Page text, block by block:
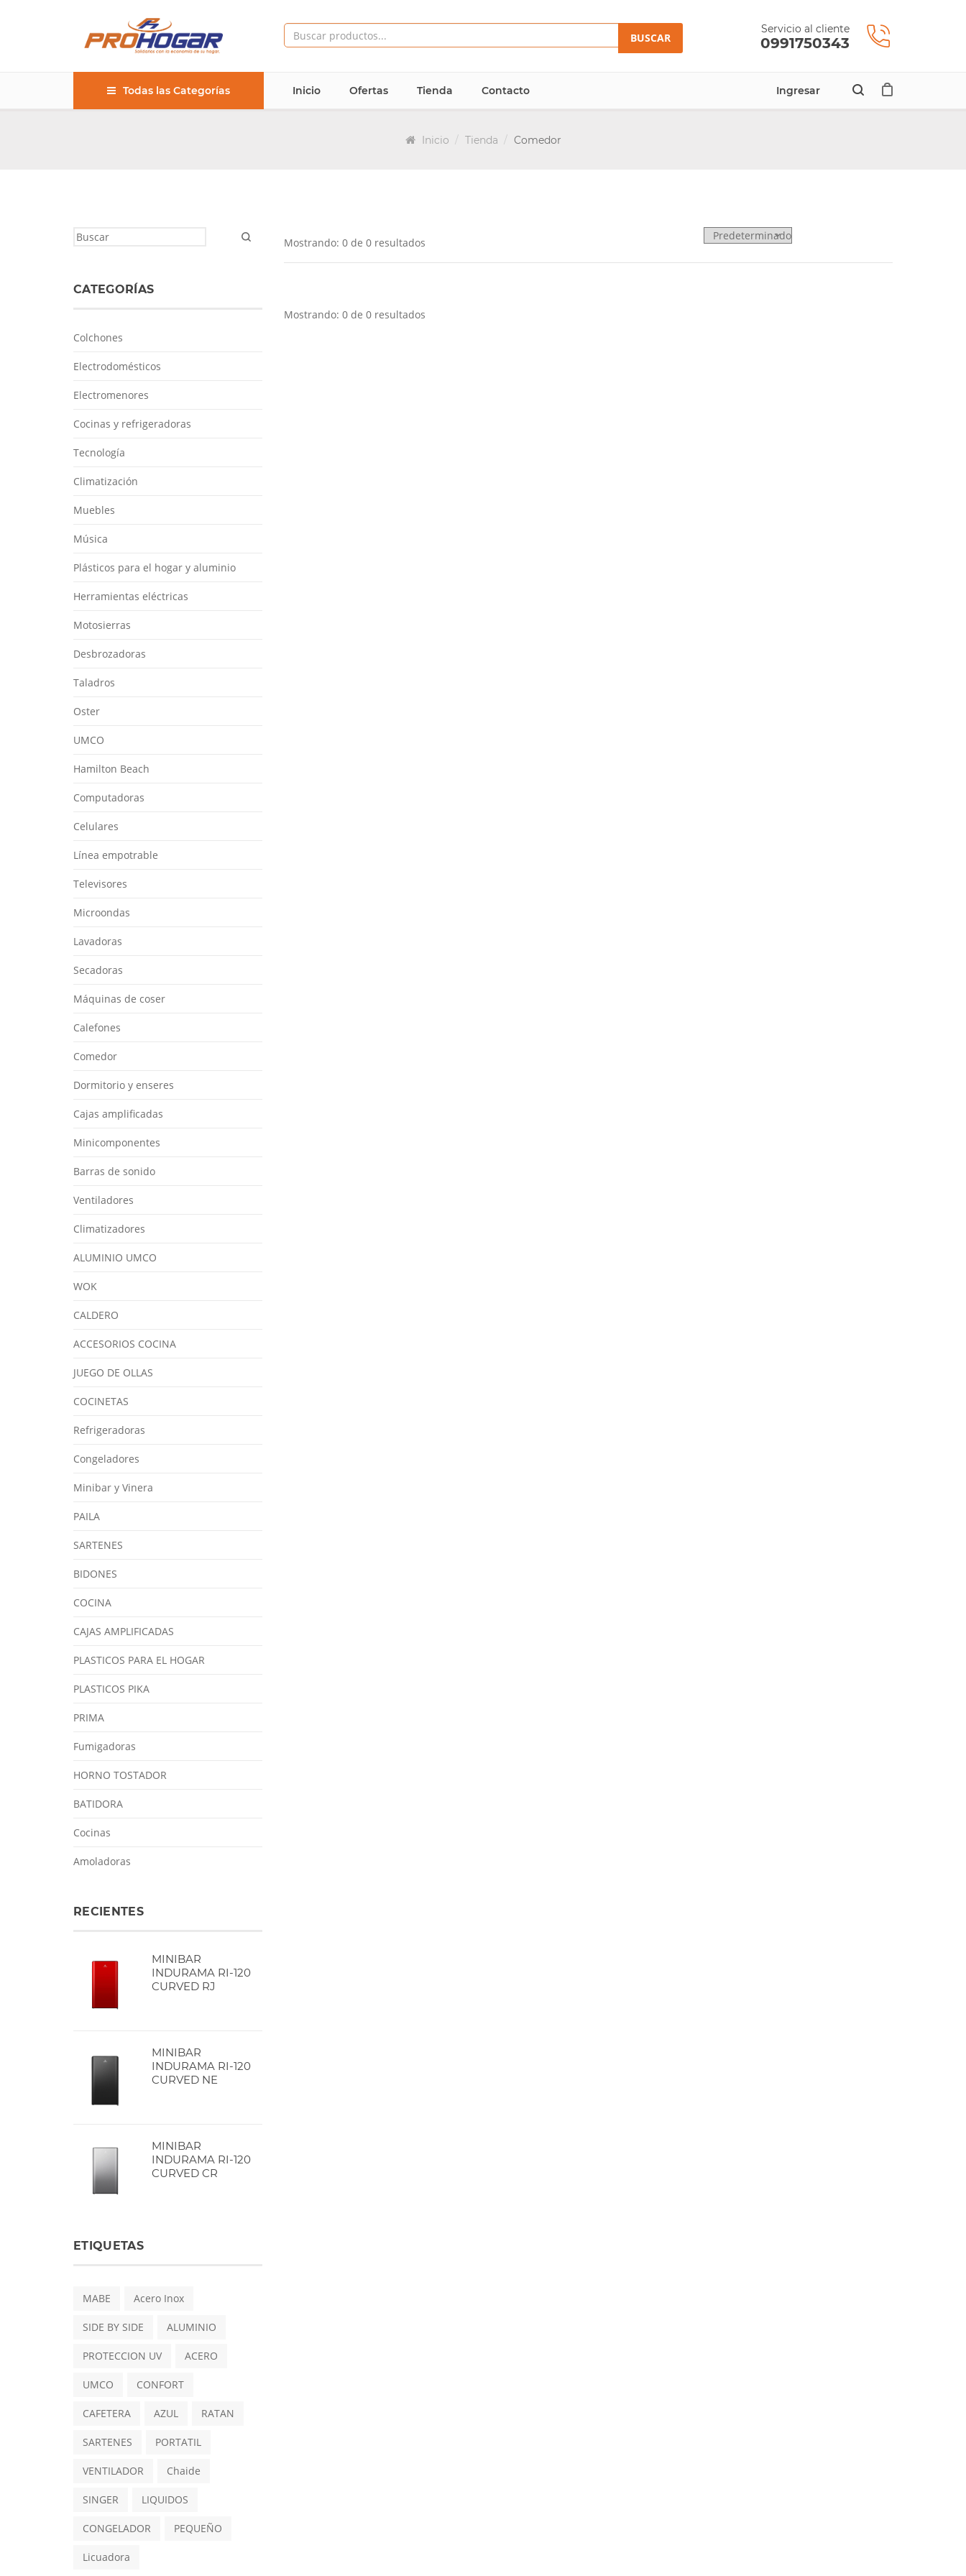
BUSCAR
Servicio al cliente
0991750343
Todas las Categorías Inicio Ofertas Tienda Contacto Ingresar
Inicio Tienda Comedor
Mostrando: 0 de 0 resultados
Mostrando: 0 de 0 resultados
CATEGORÍAS
Colchones
Electrodomésticos
Electromenores
Cocinas y refrigeradoras
Tecnología
Climatización
Muebles
Música
Plásticos para el hogar y aluminio
Herramientas eléctricas
Motosierras
Desbrozadoras
Taladros
Oster
UMCO
Hamilton Beach
Computadoras
Celulares
Línea empotrable
Televisores
Microondas
Lavadoras
Secadoras
Máquinas de coser
Calefones
Comedor
Dormitorio y enseres
Cajas amplificadas
Minicomponentes
Barras de sonido
Ventiladores
Climatizadores
ALUMINIO UMCO
WOK
CALDERO
ACCESORIOS COCINA
JUEGO DE OLLAS
COCINETAS
Refrigeradoras
Congeladores
Minibar y Vinera
PAILA
SARTENES
BIDONES
COCINA
CAJAS AMPLIFICADAS
PLASTICOS PARA EL HOGAR
PLASTICOS PIKA
PRIMA
Fumigadoras
HORNO TOSTADOR
BATIDORA
Cocinas
Amoladoras
RECIENTES
MINIBAR
INDURAMA RI-120
CURVED RJ
MINIBAR
INDURAMA RI-120
CURVED NE
MINIBAR
INDURAMA RI-120
CURVED CR
ETIQUETAS
MABE Acero Inox
SIDE BY SIDE ALUMINIO
PROTECCION UV ACERO
UMCO CONFORT
CAFETERA AZUL RATAN
SARTENES PORTATIL
VENTILADOR Chaide
SINGER LIQUIDOS
CONGELADOR PEQUEÑO
Licuadora